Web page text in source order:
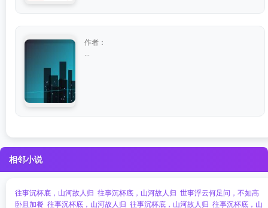
作者：
相邻小说
往事沉杯底，山河故人归 往事沉杯底，山河故人归 世事浮云何足问，不如高
卧且加餐 往事沉杯底，山河故人归 往事沉杯底，山河故人归 往事沉杯底，山